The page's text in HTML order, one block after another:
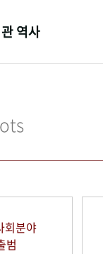
역사
변천사
회분야
범